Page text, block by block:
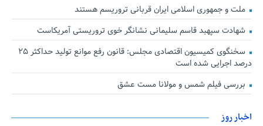
ملت و جمهوری اسلامی ایران قربانی تروریسم هستند
شهادت سپهبد قاسم سلیمانی نشانگر خوی تروریستی آمریکاست
سخنگوی کمیسیون اقتصادی مجلس: قانون رفع موانع تولید حداکثر ۲۵
درصد اجرایی شده است
بررسی فیلم شمس و مولانا مست عشق
اخبار روز